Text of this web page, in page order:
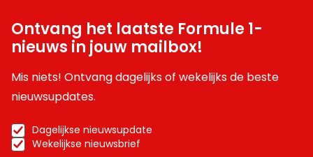
Ontvang het laatste Formule 1-
nieuws in jouw mailbox!
Mis niets! Ontvang dagelijks of wekelijks de beste
nieuwsupdates.
Dagelijkse nieuwsupdate
Wekelijkse nieuwsbrief